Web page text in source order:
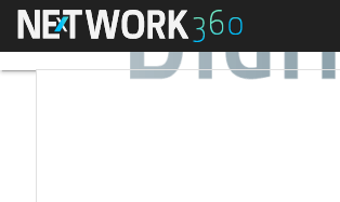
Menu